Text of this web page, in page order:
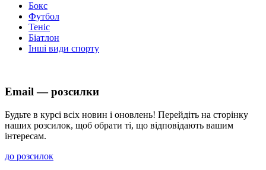
Бокс
Футбол
Теніс
Біатлон
Інші види спорту
Email — розсилки
Будьте в курсі всіх новин і оновлень! Перейдіть на сторінку
наших розсилок, щоб обрати ті, що відповідають вашим
інтересам.
до розсилок